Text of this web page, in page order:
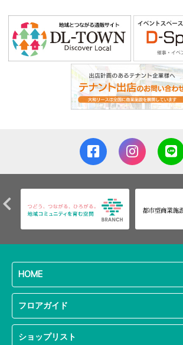
HOME
フロアガイド
ショップリスト